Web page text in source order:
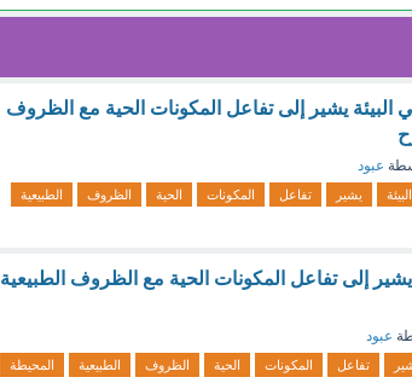
البيئة يشير إلى تفاعل المكونات الحية مع الظروف
عبود
البيئة يشير تفاعل المكونات الحية الظروف
الطبيعية
يشير إلى تفاعل المكونات الحية مع الظروف الطبيعية
عبود
تفاعل المكونات الحية الظروف الطبيعية
المحيطة